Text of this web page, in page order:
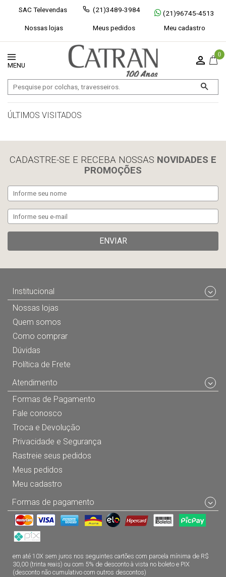
SAC Televendas (21)3489-3984
(21)96745-4513
Nossas lojas
Meus pedidos Meu cadastro
0
Exibir todos Fechar [×]
ÚLTIMOS VISITADOS
CADASTRE-SE E RECEBA NOSSAS NOVIDADES E
PROMOÇÕES
ENVIAR
Institucional
Nossas lojas
Quem somos
Como comprar
Dúvidas
Política de Frete
Atendimento
Formas de Pagamento
Fale conosco
Troca e Devolução
Privacidade e Segurança
Rastreie seus pedidos
Meus pedidos
Meu cadastro
Formas de pagamento
em até 10X sem juros nos seguintes cartões com parcela mínima de R$
30,00 (trinta reais) ou com 5% de desconto à vista no boleto e PIX
(desconto não cumulativo com outros descontos)